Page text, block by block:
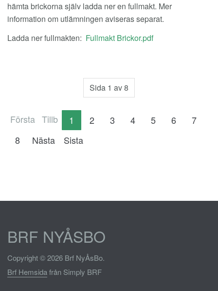
hämta brickorna själv ladda ner en fullmakt. Mer
information om utlämningen aviseras separat.
Ladda ner fullmakten: Fullmakt Brickor.pdf
Sida 1 av 8
Första Tillb 1 2 3 4 5 6
7
8
Nästa Sista
BRF NYÅSBO
Copyright © 2026 Brf NyÅsBo.
Brf Hemsidafrån Simply BRF